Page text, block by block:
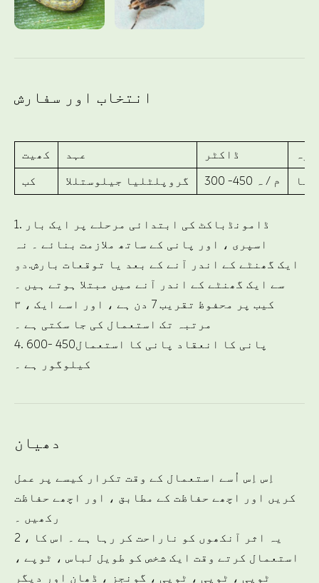
انتخاب اور سفارش
کھیت عہد ڈاکٹر
کب
گروپلٹلیا جیلوستللا 300 -450 م / ہ
1. ڈامونڈباکٹ کی ابتدائی مرحلے پر ایک بار
اسپری ، اور پانی کے ساتھ ملازمت بنائے ۔ نہ
دو.ایک گھنٹے کے اندر آنے کے بعد یا توقعات بارش
سے ایک گھنٹے کے اندر آنے میں مبتلا ہوتے ہیں ۔
۳ ، کیب پر محفوظ تقریب 7 دن ہے ، اور اسے ایک
مرتبہ تک استعمال کی جا سکتی ہے ۔
4. پانی کا انعقاد پانی کا استعمال450 -600
کیلوگور ہے ۔
دھیان
اِس اِس اُسے استعمال کے وقت تکرار کیسے پر عمل
کریں اور اچھے حفاظت کے مطابق ، اور اچھے حفاظت
رکھیں ۔
2 ، یہ اثر آنکھوں کو ناراحت کر رہا ہے ۔ اس کا
استعمال کرتے وقت ایک شخص کو طویل لباس ، ٹوپے ،
ٹوپی ، ٹوپی ، ٹوپی ، گونجز ، ڈھان اور دیگر